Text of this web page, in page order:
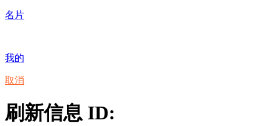
名片
我的
取消
刷新信息 ID: